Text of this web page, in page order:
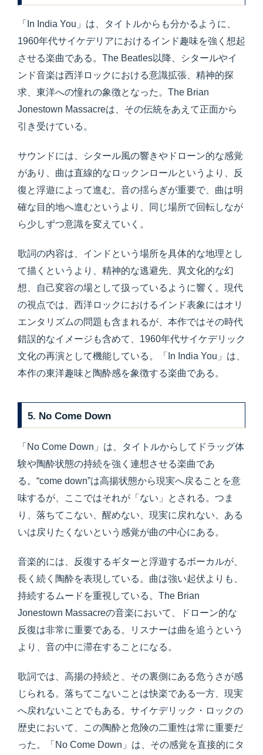
「In India You」は、タイトルからも分かるように、
1960年代サイケデリアにおけるインド趣味を強く想起
させる楽曲である。The Beatles以降、シタールやイ
ンド音楽は西洋ロックにおける意識拡張、精神的探
求、東洋への憧れの象徴となった。The Brian
Jonestown Massacreは、その伝統をあえて正面から
引き受けている。
サウンドには、シタール風の響きやドローン的な感覚
があり、曲は直線的なロックンロールというより、反
復と浮遊によって進む。音の揺らぎが重要で、曲は明
確な目的地へ進むというより、同じ場所で回転しなが
ら少しずつ意識を変えていく。
歌詞の内容は、インドという場所を具体的な地理とし
て描くというより、精神的な逃避先、異文化的な幻
想、自己変容の場として扱っているように響く。現代
の視点では、西洋ロックにおけるインド表象にはオリ
エンタリズムの問題も含まれるが、本作ではその時代
錯誤的なイメージも含めて、1960年代サイケデリック
文化の再演として機能している。「In India You」は、
本作の東洋趣味と陶酔感を象徴する楽曲である。
5. No Come Down
「No Come Down」は、タイトルからしてドラッグ体
験や陶酔状態の持続を強く連想させる楽曲であ
る。“come down”は高揚状態から現実へ戻ることを意
味するが、ここではそれが「ない」とされる。つま
り、落ちてこない、醒めない、現実に戻れない、ある
いは戻りたくないという感覚が曲の中心にある。
音楽的には、反復するギターと浮遊するボーカルが、
長く続く陶酔を表現している。曲は強い起伏よりも、
持続するムードを重視している。The Brian
Jonestown Massacreの音楽において、ドローン的な
反復は非常に重要である。リスナーは曲を追うという
より、音の中に滞在することになる。
歌詞では、高揚の持続と、その裏側にある危うさが感
じられる。落ちてこないことは快楽である一方、現実
へ戻れないことでもある。サイケデリック・ロックの
歴史において、この陶酔と危険の二重性は常に重要だ
った。「No Come Down」は、その感覚を直接的にタ